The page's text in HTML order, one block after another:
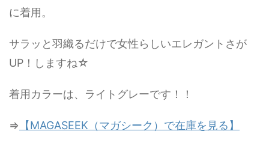
に着用。
サラッと羽織るだけで女性らしいエレガントさが
UP！しますね☆
着用カラーは、ライトグレーです！！
⇒ 【MAGASEEK（マガシーク）で在庫を見る】